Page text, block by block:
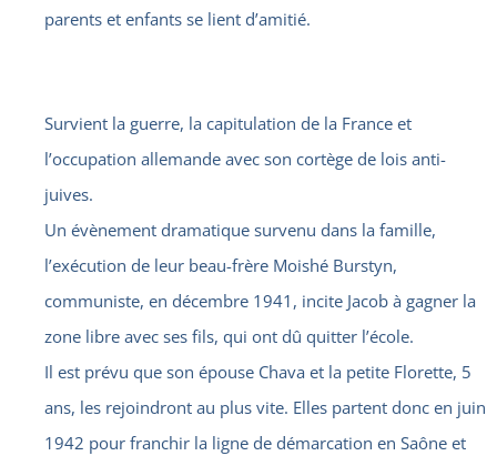
parents et enfants se lient d’amitié.
Survient la guerre, la capitulation de la France et
l’occupation allemande avec son cortège de lois anti-
juives.
Un évènement dramatique survenu dans la famille,
l’exécution de leur beau-frère Moishé Burstyn,
communiste, en décembre 1941, incite Jacob à gagner la
zone libre avec ses fils, qui ont dû quitter l’école.
Il est prévu que son épouse Chava et la petite Florette, 5
ans, les rejoindront au plus vite. Elles partent donc en juin
1942 pour franchir la ligne de démarcation en Saône et